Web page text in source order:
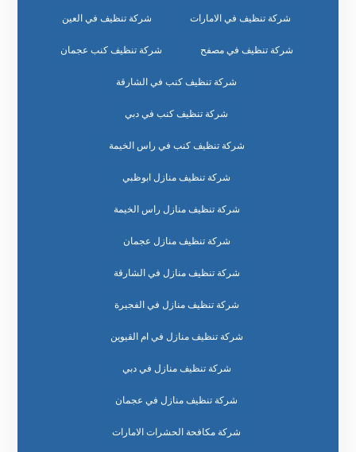
شركة تنظيف في الامارات شركة تنظيف في العين
شركة تنظيف في مصفح شركة تنظيف كنب عجمان
شركة تنظيف كنب في الشارقة
شركة تنظيف كنب في دبي
شركة تنظيف كنب في راس الخيمة
شركة تنظيف منازل ابوظبي
شركة تنظيف منازل راس الخيمة
شركة تنظيف منازل عجمان
شركة تنظيف منازل في الشارقة
شركة تنظيف منازل في الفجيرة
شركة تنظيف منازل في ام القيوين
شركة تنظيف منازل في دبي
شركة تنظيف منازل في عجمان
شركة مكافحة الحشرات الامارات